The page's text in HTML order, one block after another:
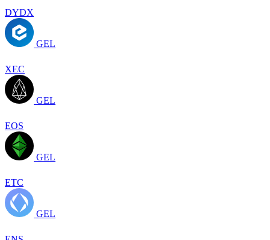
DYDX
GEL
XEC
GEL
EOS
GEL
ETC
GEL